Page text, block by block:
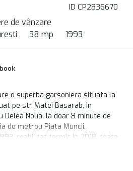
ID CP2836670
de vânzare
38 mp 1993
o superba garsoniera situata la
pe str Matei Basarab, in
Noua, la doar 8 minute de
de metrou Piata Muncii.
reabilitat termic in 2018, toate
schimbate, scara foarte